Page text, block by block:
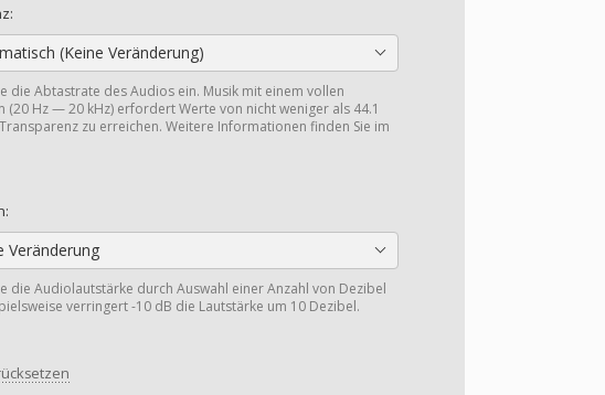
(Keine Veränderung)
die Abtastrate des Audios ein. Musik mit einem vollen
(20 Hz — 20 kHz) erfordert Werte von nicht weniger als 44.1
zu erreichen. Weitere Informationen finden Sie im
Veränderung
die Audiolautstärke durch Auswahl einer Anzahl von Dezibel
verringert -10 dB die Lautstärke um 10 Dezibel.